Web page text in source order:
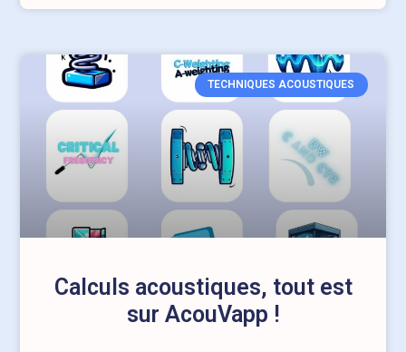
TECHNIQUES ACOUSTIQUES
Calculs acoustiques, tout est
sur AcouVapp !